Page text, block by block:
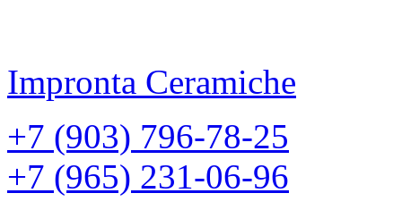
Impronta Ceramiche
+7 (903) 796-78-25
+7 (965) 231-06-96